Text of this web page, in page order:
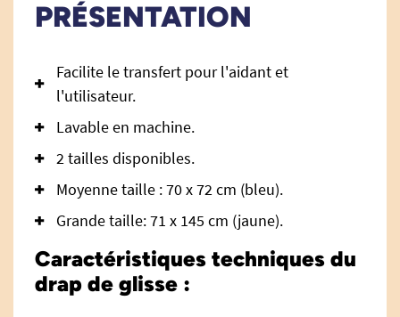
PRÉSENTATION
Facilite le transfert pour l'aidant et
l'utilisateur.
Lavable en machine.
2 tailles disponibles.
Moyenne taille : 70 x 72 cm (bleu).
Grande taille: 71 x 145 cm (jaune).
Caractéristiques techniques du
drap de glisse :